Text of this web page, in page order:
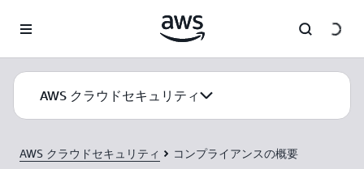
AWS クラウドセキュリティ
AWS クラウドセキュリティ コンプライアンスの概要